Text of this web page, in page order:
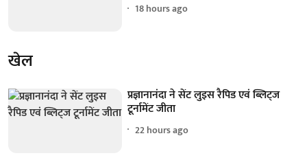
18 hours ago
खेल
प्रज्ञानानंदा ने सेंट लुइस रैपिड एवं ब्लिट्ज
टूर्नामेंट जीता
22 hours ago